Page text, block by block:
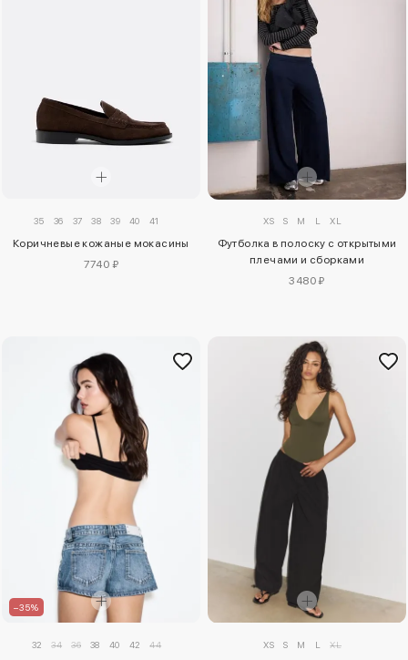
35 36 37 38 39 40 41
Коричневые кожаные мокасины
7740 ₽
XS S M L XL
Футболка в полоску с открытыми
плечами и сборками
3480 ₽
–35%
32 34 36 38 40 42 44 XS S M L XL